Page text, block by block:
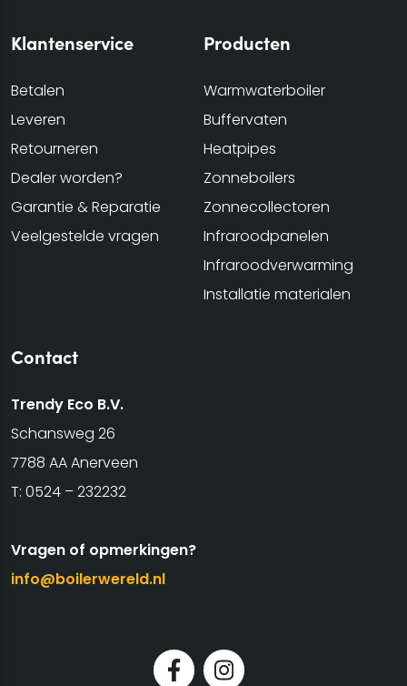
Klantenservice
Betalen
Leveren
Retourneren
Dealer worden?
Garantie & Reparatie
Veelgestelde vragen
Producten
Warmwaterboiler
Buffervaten
Heatpipes
Zonneboilers
Zonnecollectoren
Infraroodpanelen
Infraroodverwarming
Installatie materialen
Contact
Trendy Eco B.V.
Schansweg 26
7788 AA Anerveen
T: 0524 – 232232
Vragen of opmerkingen?
info@boilerwereld.nl